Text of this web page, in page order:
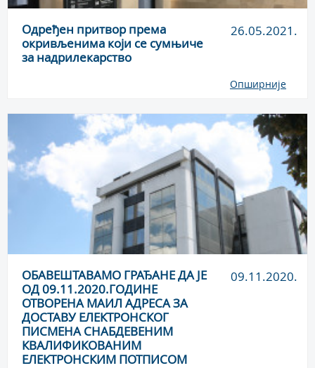
Одређен притвор према
окривљенима који се сумњиче
за надрилекарство
26.05.2021.
Опширније
ОБАВЕШТАВАМО ГРАЂАНЕ ДА ЈЕ
ОД 09.11.2020.ГОДИНЕ
ОТВОРЕНА МАИЛ АДРЕСА ЗА
ДОСТАВУ ЕЛЕКТРОНСКОГ
ПИСМЕНА СНАБДЕВЕНИМ
КВАЛИФИКОВАНИМ
ЕЛЕКТРОНСКИМ ПОТПИСОМ
09.11.2020.